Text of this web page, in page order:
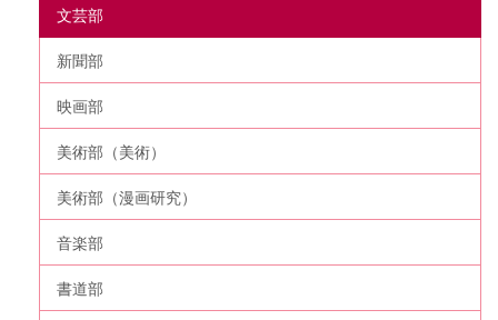
文芸部
新聞部
映画部
美術部（美術）
美術部（漫画研究）
音楽部
書道部